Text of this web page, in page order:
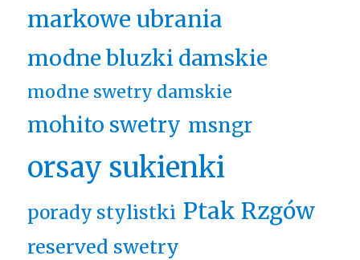
markowe ubrania
modne bluzki damskie
modne swetry damskie
mohito swetry msngr
orsay sukienki
porady stylistki Ptak Rzgów
reserved swetry